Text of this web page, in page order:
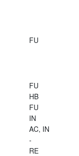
FU
FU
HB
FU
IN
AC, IN
-
RE